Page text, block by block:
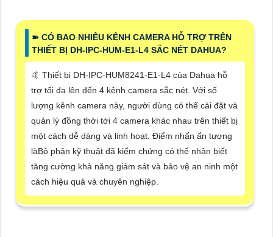
➽ CÓ BAO NHIÊU KÊNH CAMERA HỖ TRỢ TRÊN
THIẾT BỊ DH-IPC-HUM-E1-L4 SẮC NÉT DAHUA?
🤙 Thiết bị DH-IPC-HUM8241-E1-L4 của Dahua hỗ
trợ tối đa lên đến 4 kênh camera sắc nét. Với số
lượng kênh camera này, người dùng có thể cài đặt và
quản lý đồng thời tới 4 camera khác nhau trên thiết bị
một cách dễ dàng và linh hoạt. Điểm nhấn ấn tượng
làBộ phận kỹ thuật đã kiểm chứng có thể nhận biết
tăng cường khả năng giám sát và bảo vệ an ninh một
cách hiệu quả và chuyên nghiệp.